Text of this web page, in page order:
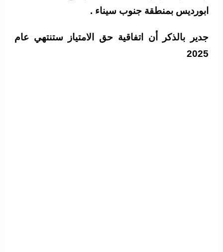
ابورديس بمنطقة جنوب سيناء .
جدير بالذكر أن اتفاقية حق الامتياز ستنتهي عام
2025